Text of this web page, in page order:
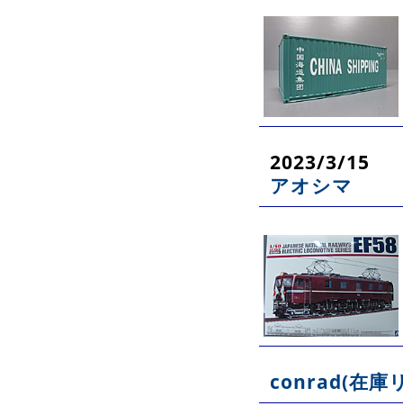
2023/3/15
アオシマ
conrad(在庫